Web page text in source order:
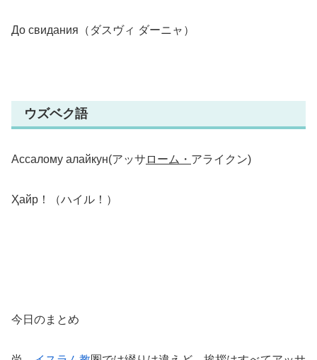
До свидания（ダスヴィ ダーニャ）
ウズベク語
Ассалому алайкун(アッサ ローム・ アライクン)
Ҳайр！（ハイル！）
今日のまとめ